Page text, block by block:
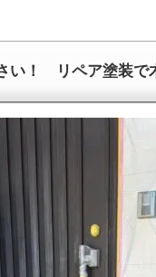
い！ リペア塗装で